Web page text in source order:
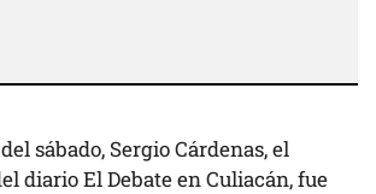
sábado, Sergio Cárdenas, el
diario El Debate en Culiacán, fue